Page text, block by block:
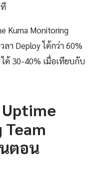
Kuma Monitoring
ลา Deploy ได้กว่า 60%
ด้ 30-40% เมื่อเทียบกับ
ตอน